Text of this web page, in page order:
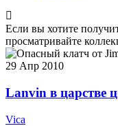
Если вы хотите
просматривайте
29 Апр 2010
Lanvin в царстве
Vica